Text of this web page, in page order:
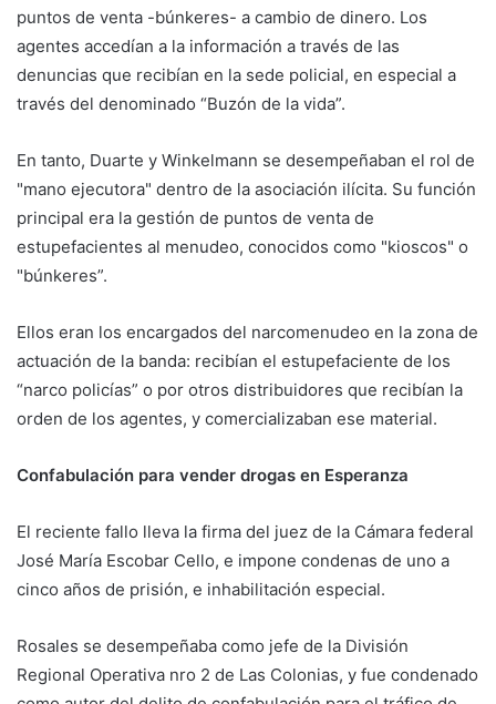
puntos de venta -búnkeres- a cambio de dinero. Los
agentes accedían a la información a través de las
denuncias que recibían en la sede policial, en especial a
través del denominado “Buzón de la vida”.
En tanto, Duarte y Winkelmann se desempeñaban el rol de
"mano ejecutora" dentro de la asociación ilícita. Su función
principal era la gestión de puntos de venta de
estupefacientes al menudeo, conocidos como "kioscos" o
"búnkeres”.
Ellos eran los encargados del narcomenudeo en la zona de
actuación de la banda: recibían el estupefaciente de los
“narco policías” o por otros distribuidores que recibían la
orden de los agentes, y comercializaban ese material.
Confabulación para vender drogas en Esperanza
El reciente fallo lleva la firma del juez de la Cámara federal
José María Escobar Cello, e impone condenas de uno a
cinco años de prisión, e inhabilitación especial.
Rosales se desempeñaba como jefe de la División
Regional Operativa nro 2 de Las Colonias, y fue condenado